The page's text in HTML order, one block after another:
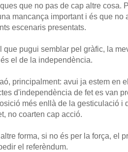
que no pas de cap altre cosa.
mancança important i és que
escenaris presentats.
que pugui semblar pel gràfic, la
el de la independència.
principalment: avui ja estem en
d'independència de fet es van
més enllà de la gesticulació i
no coarten cap acció.
forma, si no és per la força, el
el referèndum.